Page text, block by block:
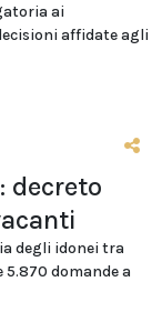
ai
affidate agli
decreto
degli idonei tra
domande a